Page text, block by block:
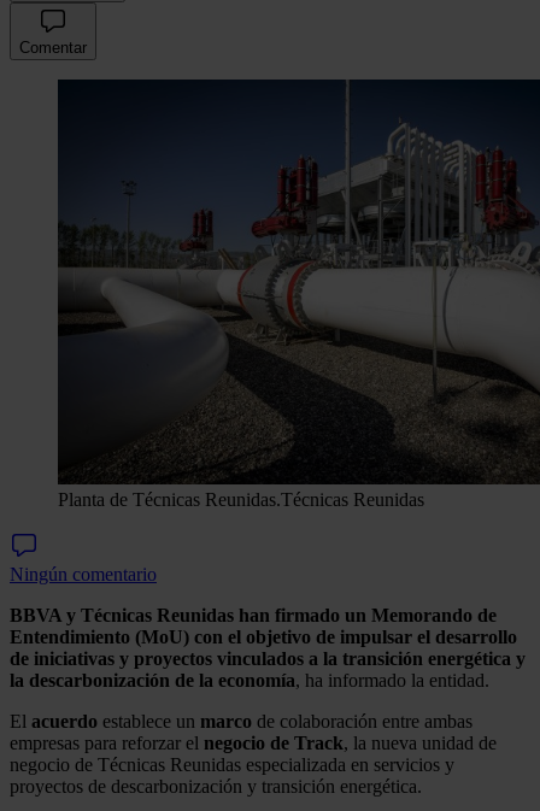
Comentar
Planta de Técnicas Reunidas.Técnicas Reunidas
Ningún comentario
BBVA y Técnicas Reunidas han firmado un Memorando de
Entendimiento (MoU) con el objetivo de impulsar el desarrollo
de iniciativas y proyectos vinculados a la transición energética y
la descarbonización de la economía, ha informado la entidad.
El acuerdo establece un marco de colaboración entre ambas
empresas para reforzar el negocio de Track, la nueva unidad de
negocio de Técnicas Reunidas especializada en servicios y
proyectos de descarbonización y transición energética.